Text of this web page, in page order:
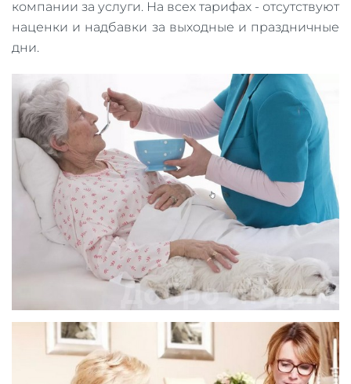
компании за услуги. На всех тарифах - отсутствуют
наценки и надбавки за выходные и праздничные
дни.